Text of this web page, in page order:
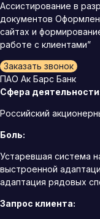
Ассистирование в
документов
сайтах и
работе с клиентами”
Заказать звонок
ПАО Ак Барс Банк
Сфера
Российский
Боль:
Устаревшая система
выстроенной
адаптация рядовых
Запрос клиента: